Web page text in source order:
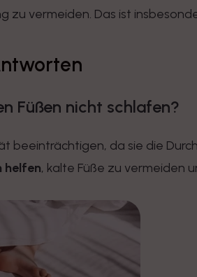
zu vermeiden. Das ist
Füßen nicht schlafen?
beeinträchtigen, da sie die
helfen, kalte Füße zu vermeiden